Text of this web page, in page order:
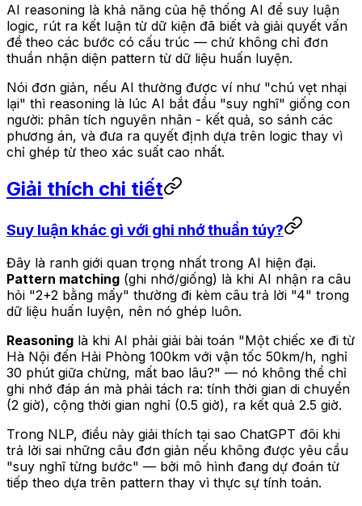
AI reasoning là khả năng của hệ thống AI để suy luận
logic, rút ra kết luận từ dữ kiện đã biết và giải quyết vấn
đề theo các bước có cấu trúc — chứ không chỉ đơn
thuần nhận diện pattern từ dữ liệu huấn luyện.
Nói đơn giản, nếu AI thường được ví như "chú vẹt nhại
lại" thì reasoning là lúc AI bắt đầu "suy nghĩ" giống con
người: phân tích nguyên nhân - kết quả, so sánh các
phương án, và đưa ra quyết định dựa trên logic thay vì
chỉ ghép từ theo xác suất cao nhất.
Giải thích chi tiết
Suy luận khác gì với ghi nhớ thuần túy?
Đây là ranh giới quan trọng nhất trong AI hiện đại.
Pattern matching (ghi nhớ/giống) là khi AI nhận ra câu
hỏi "2+2 bằng mấy" thường đi kèm câu trả lời "4" trong
dữ liệu huấn luyện, nên nó ghép luôn.
Reasoning là khi AI phải giải bài toán "Một chiếc xe đi từ
Hà Nội đến Hải Phòng 100km với vận tốc 50km/h, nghỉ
30 phút giữa chừng, mất bao lâu?" — nó không thể chỉ
ghi nhớ đáp án mà phải tách ra: tính thời gian di chuyển
(2 giờ), cộng thời gian nghỉ (0.5 giờ), ra kết quả 2.5 giờ.
Trong NLP, điều này giải thích tại sao ChatGPT đôi khi
trả lời sai những câu đơn giản nếu không được yêu cầu
"suy nghĩ từng bước" — bởi mô hình đang dự đoán từ
tiếp theo dựa trên pattern thay vì thực sự tính toán.